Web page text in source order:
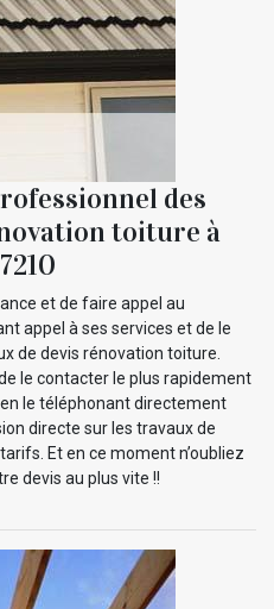
des
toiture à
et de faire appel au
appel à ses services et de le
de devis rénovation toiture.
le contacter le plus rapidement
le téléphonant directement
directe sur les travaux de
Et en ce moment n’oubliez
devis au plus vite !!